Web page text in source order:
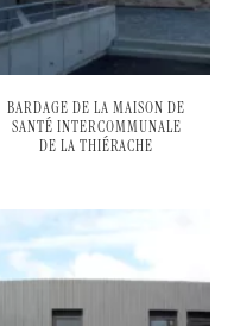
BARDAGE DE LA MAISON DE
SANTÉ INTERCOMMUNALE
DE LA THIÉRACHE